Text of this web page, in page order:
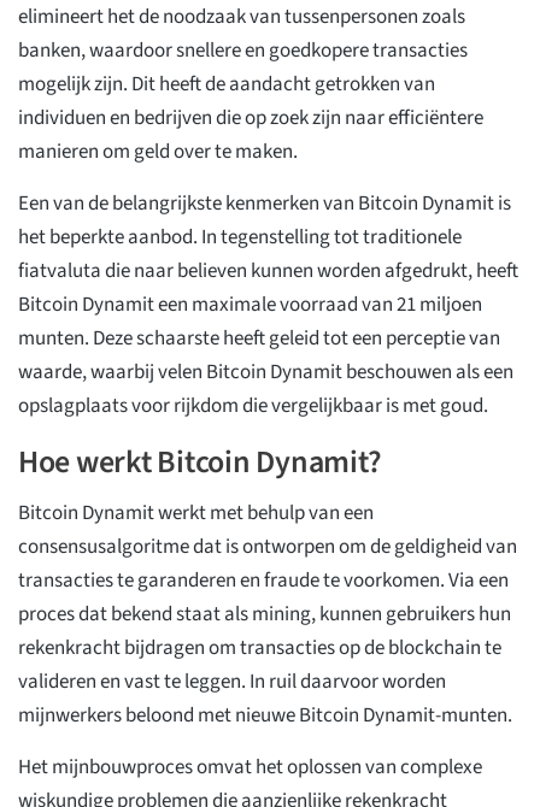
elimineert het de noodzaak van tussenpersonen zoals
banken, waardoor snellere en goedkopere transacties
mogelijk zijn. Dit heeft de aandacht getrokken van
individuen en bedrijven die op zoek zijn naar efficiëntere
manieren om geld over te maken.
Een van de belangrijkste kenmerken van Bitcoin Dynamit is
het beperkte aanbod. In tegenstelling tot traditionele
fiatvaluta die naar believen kunnen worden afgedrukt, heeft
Bitcoin Dynamit een maximale voorraad van 21 miljoen
munten. Deze schaarste heeft geleid tot een perceptie van
waarde, waarbij velen Bitcoin Dynamit beschouwen als een
opslagplaats voor rijkdom die vergelijkbaar is met goud.
Hoe werkt Bitcoin Dynamit?
Bitcoin Dynamit werkt met behulp van een
consensusalgoritme dat is ontworpen om de geldigheid van
transacties te garanderen en fraude te voorkomen. Via een
proces dat bekend staat als mining, kunnen gebruikers hun
rekenkracht bijdragen om transacties op de blockchain te
valideren en vast te leggen. In ruil daarvoor worden
mijnwerkers beloond met nieuwe Bitcoin Dynamit-munten.
Het mijnbouwproces omvat het oplossen van complexe